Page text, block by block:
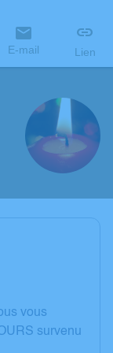
E-mail Lien
vous
survenu